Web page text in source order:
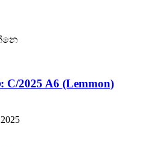
2025 A6 (Lemmon)